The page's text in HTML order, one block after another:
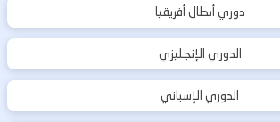
دوري أبطال أفريقيا
الدوري الإنجليزي
الدوري الإسباني